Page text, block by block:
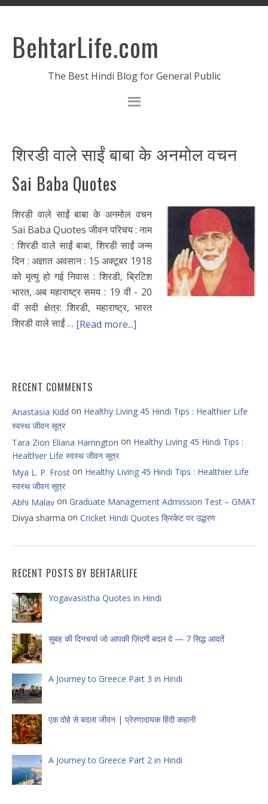
BehtarLife.com
The Best Hindi Blog for General Public
शिरडी वाले साईं बाबा के अनमोल वचन
Sai Baba Quotes
शिरडी वाले साईं बाबा के अनमोल वचन
Sai Baba Quotes जीवन परिचय : नाम
: शिरडी वाले साईं बाबा, शिरडी साईं जन्म
दिन : अज्ञात अवसान : 15 अक्टूबर 1918
को मृत्यु हो गई निवास : शिरडी, ब्रिटिश
भारत, अब महाराष्ट्र समय : 19 वीं - 20
वीं सदी क्षेत्र: शिरडी, महाराष्ट्र, भारत
शिरडी वाले साईं … [Read more...]
RECENT COMMENTS
Anastasia Kidd on Healthy Living 45 Hindi Tips : Healthier Life
स्वस्थ जीवन सूत्र
Tara Zion Eliana Harrington on Healthy Living 45 Hindi Tips :
Healthier Life स्वस्थ जीवन सूत्र
Mya L. P. Frost on Healthy Living 45 Hindi Tips : Healthier Life
स्वस्थ जीवन सूत्र
Abhi Malav on Graduate Management Admission Test – GMAT
Divya sharma on Cricket Hindi Quotes क्रिकेट पर उद्धरण
RECENT POSTS BY BEHTARLIFE
Yogavasistha Quotes in Hindi
सुबह की दिनचर्या जो आपकी ज़िंदगी बदल दे — 7 सिद्ध आदतें
A Journey to Greece Part 3 in Hindi
एक दोहे से बदला जीवन | प्रेरणादायक हिंदी कहानी
A Journey to Greece Part 2 in Hindi